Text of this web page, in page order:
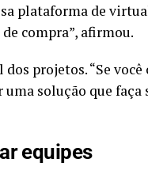
plataforma de
compra”, afirmou.
projetos. “Se você
solução que faça
equipes